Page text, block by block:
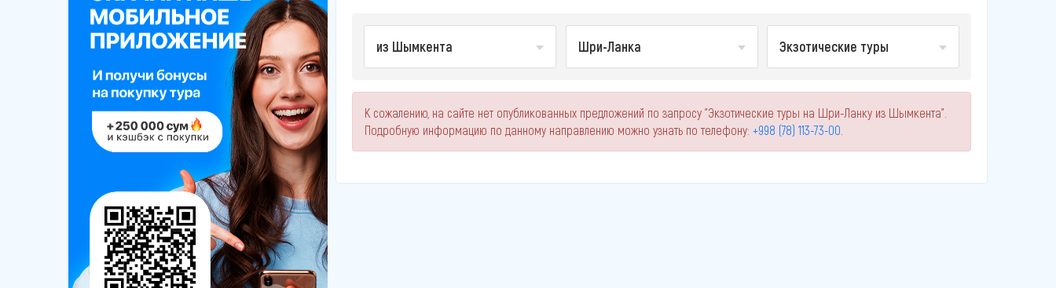
из Шымкента Шри-Ланка Экзотические туры
К сожалению, на сайте нет опубликованных предложений по запросу "Экзотические туры на Шри-Ланку из Шымкента".
Подробную информацию по данному направлению можно узнать по телефону: +998 (78) 113-73-00